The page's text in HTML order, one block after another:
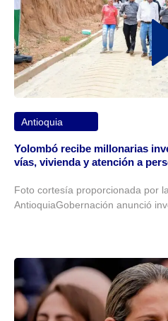
Antioquia
Yolombó recibe millonarias
vías, vivienda y atención a
Foto cortesía proporcionada por
AntioquiaGobernación anunció